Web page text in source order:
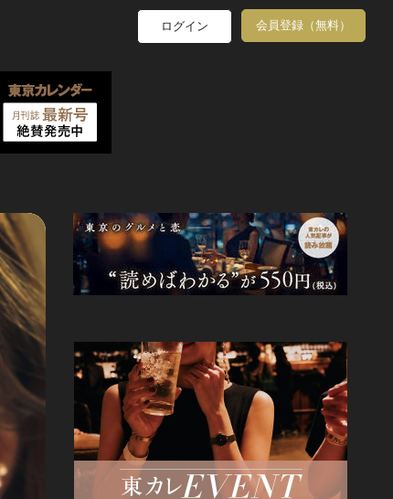
ログイン 会員登録（無料）